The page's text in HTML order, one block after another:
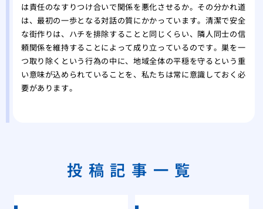
は責任のなすりつけ合いで関係を悪化させるか。その分かれ道
は、最初の一歩となる対話の質にかかっています。清潔で安全
な街作りは、ハチを排除することと同じくらい、隣人同士の信
頼関係を維持することによって成り立っているのです。巣を一
つ取り除くという行為の中に、地域全体の平穏を守るという重
い意味が込められていることを、私たちは常に意識しておく必
要があります。
投稿記事一覧